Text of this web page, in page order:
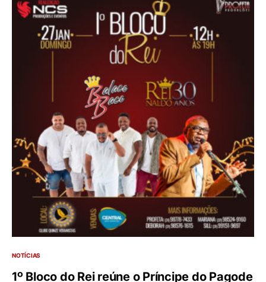
NOTÍCIAS
1º Bloco do Rei reúne o Príncipe do Pagode